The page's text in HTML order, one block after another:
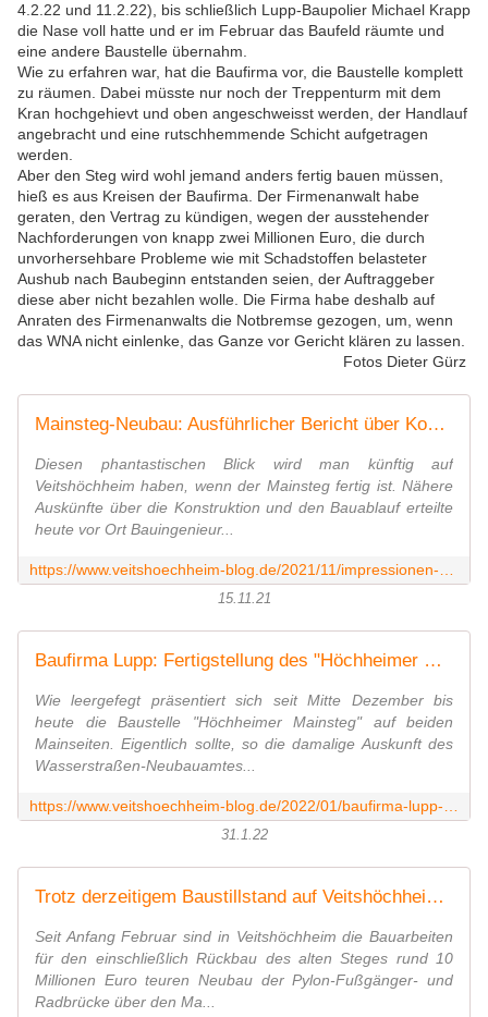
4.2.22 und 11.2.22), bis schließlich Lupp-Baupolier Michael Krapp
die Nase voll hatte und er im Februar das Baufeld räumte und
eine andere Baustelle übernahm.
Wie zu erfahren war, hat die Baufirma vor, die Baustelle komplett
zu räumen. Dabei müsste nur noch der Treppenturm mit dem
Kran hochgehievt und oben angeschweisst werden, der Handlauf
angebracht und eine rutschhemmende Schicht aufgetragen
werden.
Aber den Steg wird wohl jemand anders fertig bauen müssen,
hieß es aus Kreisen der Baufirma. Der Firmenanwalt habe
geraten, den Vertrag zu kündigen, wegen der ausstehender
Nachforderungen von knapp zwei Millionen Euro, die durch
unvorhersehbare Probleme wie mit Schadstoffen belasteter
Aushub nach Baubeginn entstanden seien, der Auftraggeber
diese aber nicht bezahlen wolle. Die Firma habe deshalb auf
Anraten des Firmenanwalts die Notbremse gezogen, um, wenn
das WNA nicht einlenke, das Ganze vor Gericht klären zu lassen.
Fotos Dieter Gürz
Mainsteg-Neubau: Ausführlicher Bericht über Konstruktion und Bauablauf eines in der Region einzigartigen Bauwerks mit Fotos von oben von der Stegplattform - Veitshöchheim News
Diesen phantastischen Blick wird man künftig auf
Veitshöchheim haben, wenn der Mainsteg fertig ist. Nähere
Auskünfte über die Konstruktion und den Bauablauf erteilte
heute vor Ort Bauingenieur...
15.11.21
Baufirma Lupp: Fertigstellung des "Höchheimer Mainstegs" voraussichtlich erst im Laufe des August/September 2022 - Veitshöchheim News
Wie leergefegt präsentiert sich seit Mitte Dezember bis
heute die Baustelle "Höchheimer Mainsteg" auf beiden
Mainseiten. Eigentlich sollte, so die damalige Auskunft des
Wasserstraßen-Neubauamtes...
31.1.22
Trotz derzeitigem Baustillstand auf Veitshöchheimer Seite ist der Neubau des Mainsteges noch im Bauzeitplan - Aufstellung der Brücke im September 2021 dauert nur 14 Tage - Verkehrsfreigabe im März 2022 geplant - Veitshöchheim News
Seit Anfang Februar sind in Veitshöchheim die Bauarbeiten
für den einschließlich Rückbau des alten Steges rund 10
Millionen Euro teuren Neubau der Pylon-Fußgänger- und
Radbrücke über den Ma...